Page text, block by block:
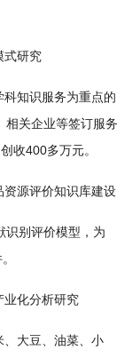
式研究
知识服务为重点的
相关企业等签订服务
收400多万元。
资源评价知识库建设
识别评价模型，为
业化分析研究
、大豆、油菜、小